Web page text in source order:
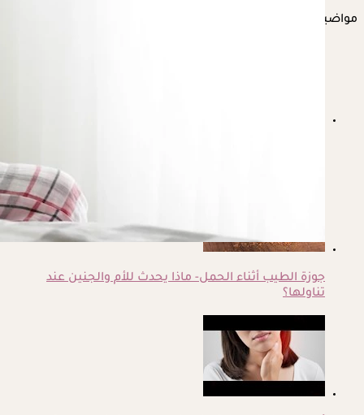
مواضيع ذات صلة
جوزة الطيب أثناء الحمل- ماذا يحدث للأم والجنين عند
تناولها؟